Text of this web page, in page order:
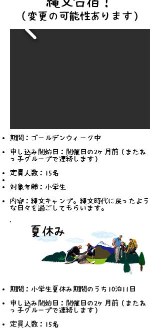
（変更の可能性あります）
期間：ゴールデンウィーク中
申し込み開始日：開催日の2ヶ月前 （またね
っ子グループで連絡します）
定員人数：15名
​対象年齢：小学生
内容：縄文キャンプ。縄文時代に戻ったよう
な日々を過ごしてもらいます。
夏休み
期間：小学生夏休み期間のうち10泊11日
申し込み開始日：開催日の2ヶ月前 （またね
っ子グループで連絡します）
定員人数：15名